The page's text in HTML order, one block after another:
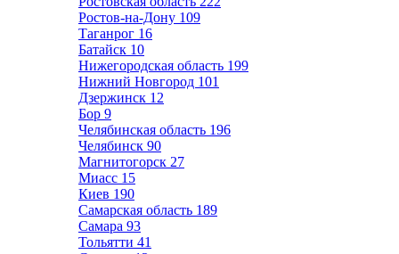
Ростов-на-Дону 109
Таганрог 16
Батайск 10
Нижегородская область 199
Нижний Новгород 101
Дзержинск 12
Бор 9
Челябинская область 196
Челябинск 90
Магнитогорск 27
Миасс 15
Киев 190
Самарская область 189
Самара 93
Тольятти 41